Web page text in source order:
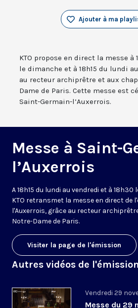
Ajouter à ma
KTO propose en direct la messe à
le dimanche et à 18h15 du lundi
au recteur archiprêtre et aux
Dame de Paris. Cette messe est
Saint-Germain-l’Auxerrois.
Messe à Saint-
l’Auxerrois
A 18h15 du lundi au vendredi et à
KTO retransmet la messe en direct de
l'Auxerrois, grâce au recteur
Notre-Dame de Paris.
Visiter la page de l'émission
Autres vidéos de l'émission
Vendredi 29
Messe du 29